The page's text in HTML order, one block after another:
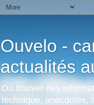
Ouvelo -
actualités
Où trouver des
technique, anecdotes,